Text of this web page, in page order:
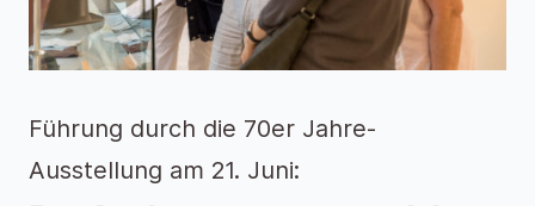
Führung durch die 70er Jahre-
Ausstellung am 21. Juni: